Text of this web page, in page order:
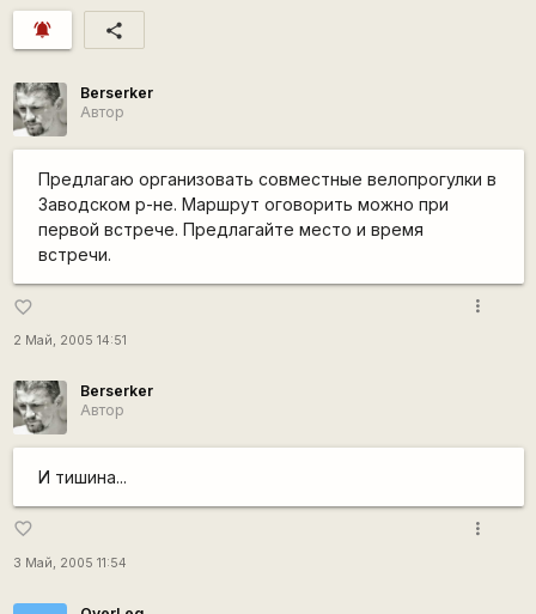
notifications_active share
Berserker
Автор
Предлагаю организовать совместные велопрогулки в
Заводском р-не. Маршрут оговорить можно при
первой встрече. Предлагайте место и время
встречи.
favorite_border
2 Май, 2005 14:51
more_vert
Berserker
Автор
И тишина...
favorite_border
3 Май, 2005 11:54
more_vert